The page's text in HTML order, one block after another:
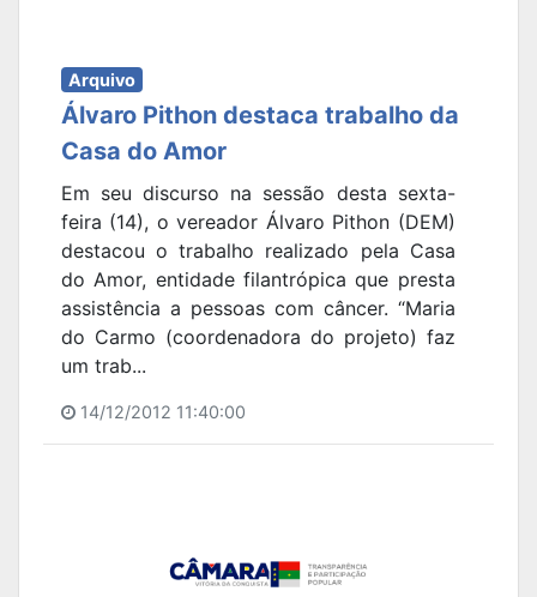
Arquivo
Álvaro Pithon destaca trabalho da
Casa do Amor
Em seu discurso na sessão desta sexta-
feira (14), o vereador Álvaro Pithon (DEM)
destacou o trabalho realizado pela Casa
do Amor, entidade filantrópica que presta
assistência a pessoas com câncer. “Maria
do Carmo (coordenadora do projeto) faz
um trab...
14/12/2012 11:40:00